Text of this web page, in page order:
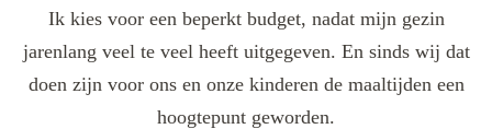
Ik kies voor een beperkt budget, nadat mijn gezin
jarenlang veel te veel heeft uitgegeven. En sinds wij dat
doen zijn voor ons en onze kinderen de maaltijden een
hoogtepunt geworden.